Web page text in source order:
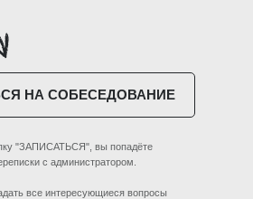
"ЗАПИСАТЬСЯ", вы попадёте
с администратором.
все интересующиеся вопросы
НА СОБЕСЕДОВАНИЕ